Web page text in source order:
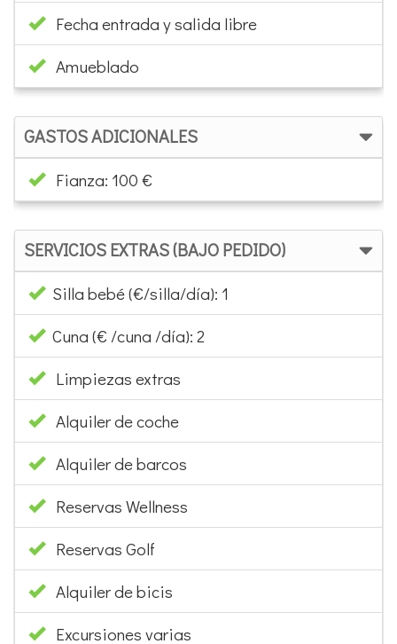
Fecha entrada y salida libre
Amueblado
GASTOS ADICIONALES
Fianza: 100 €
SERVICIOS EXTRAS (BAJO PEDIDO)
Silla bebé (€/silla/día): 1
Cuna (€ /cuna /día): 2
Limpiezas extras
Alquiler de coche
Alquiler de barcos
Reservas Wellness
Reservas Golf
Alquiler de bicis
Excursiones varias